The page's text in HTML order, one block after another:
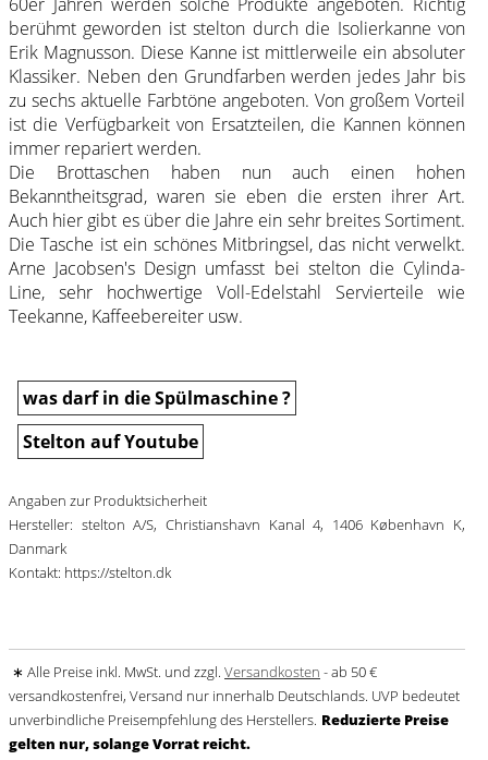
berühmt geworden ist stelton durch die Isolierkanne von
Erik Magnusson. Diese Kanne ist mittlerweile ein absoluter
Klassiker. Neben den Grundfarben werden jedes Jahr bis
zu sechs aktuelle Farbtöne angeboten. Von großem Vorteil
ist die Verfügbarkeit von Ersatzteilen, die Kannen können
immer repariert werden.
Die Brottaschen haben nun auch einen hohen
Bekanntheitsgrad, waren sie eben die ersten ihrer Art.
Auch hier gibt es über die Jahre ein sehr breites Sortiment.
Die Tasche ist ein schönes Mitbringsel, das nicht verwelkt.
Arne Jacobsen's Design umfasst bei stelton die Cylinda-
Line, sehr hochwertige Voll-Edelstahl Servierteile wie
Teekanne, Kaffeebereiter usw.
was darf in die Spülmaschine ?
Stelton auf Youtube
Angaben zur Produktsicherheit
Hersteller: stelton A/S, Christianshavn Kanal 4, 1406 København K,
Danmark
Kontakt: https://stelton.dk
∗ Alle Preise inkl. MwSt. und zzgl. Versandkosten - ab 50 €
versandkostenfrei, Versand nur innerhalb Deutschlands. UVP bedeutet
unverbindliche Preisempfehlung des Herstellers. Reduzierte Preise
gelten nur, solange Vorrat reicht.